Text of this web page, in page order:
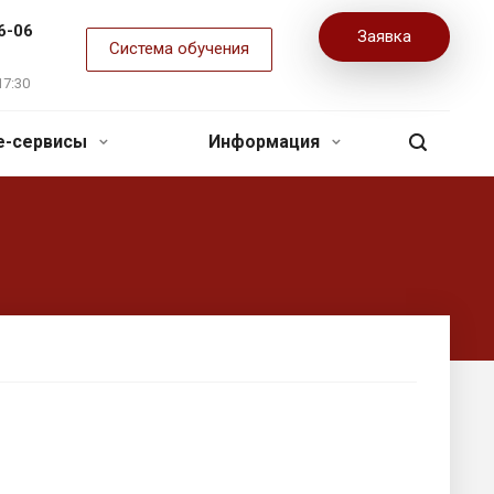
06
Система обучения
Заявка
сервисы Информация